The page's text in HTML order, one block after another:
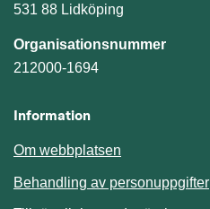
531 88 Lidköping
Organisationsnummer
212000-1694
Information
Om webbplatsen
Behandling av personuppgifter